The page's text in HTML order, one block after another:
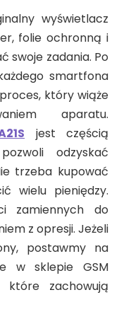
wyświetlacz
folie ochronną i
swoje zadania. Po
smartfona
który wiąże
aparatu.
jest częścią
odzyskać
trzeba kupować
wielu pieniędzy.
zamiennych do
z opresji. Jeżeli
postawmy na
w sklepie GSM
które zachowują